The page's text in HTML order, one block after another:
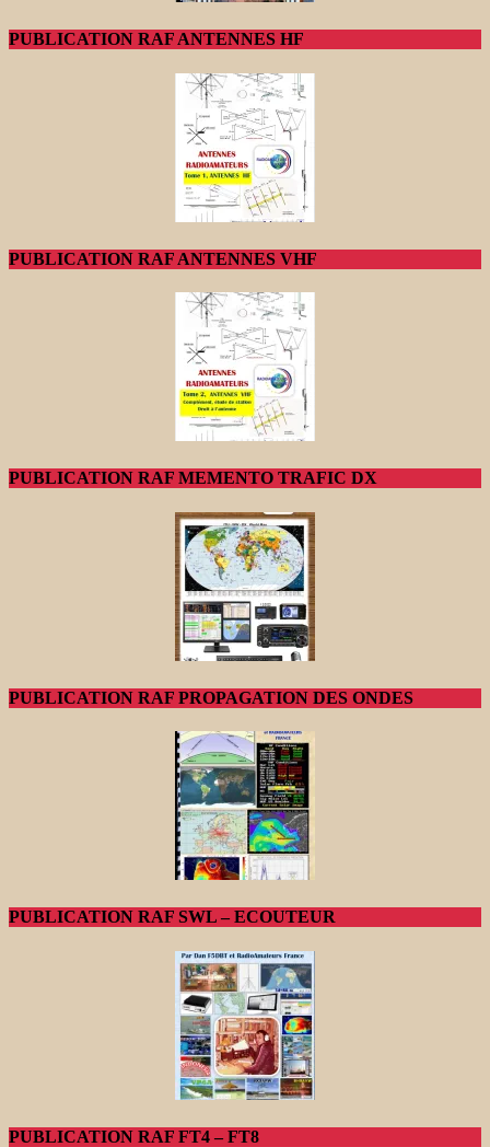
PUBLICATION RAF ANTENNES HF
PUBLICATION RAF ANTENNES VHF
PUBLICATION RAF MEMENTO TRAFIC DX
PUBLICATION RAF PROPAGATION DES ONDES
PUBLICATION RAF SWL – ECOUTEUR
PUBLICATION RAF FT4 – FT8